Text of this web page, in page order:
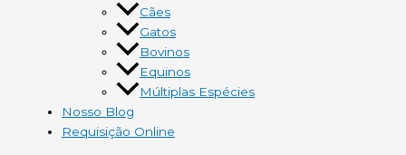
Cães
Gatos
Bovinos
Equinos
Múltiplas Espécies
Nosso Blog
Requisição Online